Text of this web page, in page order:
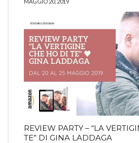
REVIEW PARTY – “LA
TE” DI GINA LADDAGA